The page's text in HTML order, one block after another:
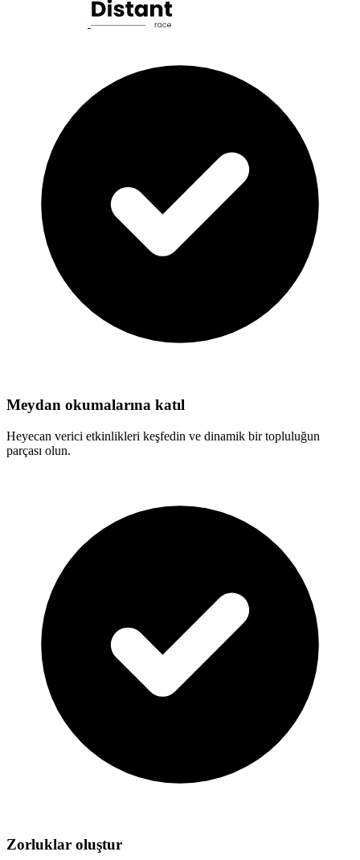
Meydan okumalarına katıl
Heyecan verici etkinlikleri keşfedin ve dinamik bir topluluğun
parçası olun.
Zorluklar oluştur